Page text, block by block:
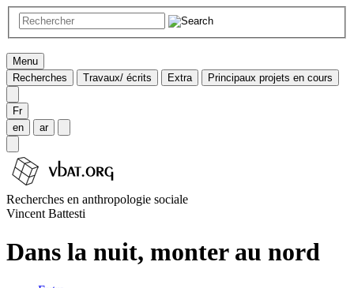
Menu
Recherches
Travaux/ écrits Extra Principaux projets en cours
Fr
en
ar
Recherches en anthropologie sociale
Vincent Battesti
Dans la nuit, monter au nord